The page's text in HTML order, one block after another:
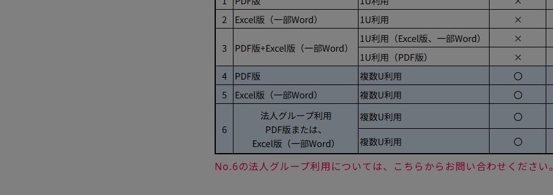
No.6の法人グループ利用については、こちらからお問い合わせください。